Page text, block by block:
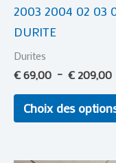
2003 2004 02 03
DURITE
Durites
€69,00 – € 209,00
Choix des